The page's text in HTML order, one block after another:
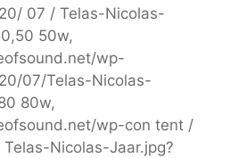
07 / Telas-Nicolas-
50w,
wp-
07/Telas-Nicolas-
80w,
wp-con tent /
Nicolas-Jaar.jpg?